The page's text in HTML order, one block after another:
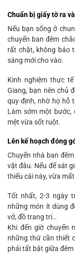
Chuẩn bị giấy tờ ra
Nếu bạn sống ở
chuyển ban đêm
rất chặt, không báo
sáng mới cho vào.
Kinh nghiệm thực
Giang, bạn nên chủ
quy định, nhờ họ hỗ
Làm sớm một bước,
mệt vừa sốt ruột.
Lên kế hoạch đóng
Chuyển nhà ban
vặt đâu. Nếu để sát
thiếu cái này, vừa
Tốt nhất, 2-3 ngày
những món ít dùng
vở, đồ trang trí…
Khi đến giờ chuyển
những thứ cần thiết
phải tất bật giữa đêm